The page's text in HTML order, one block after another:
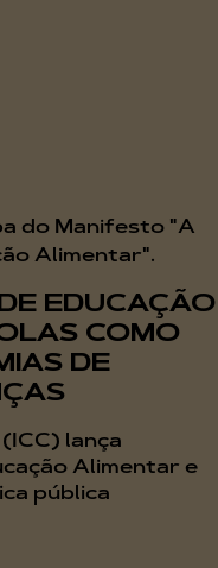
EDUCAÇÃO
COMO
DE
lança
Alimentar e
pública